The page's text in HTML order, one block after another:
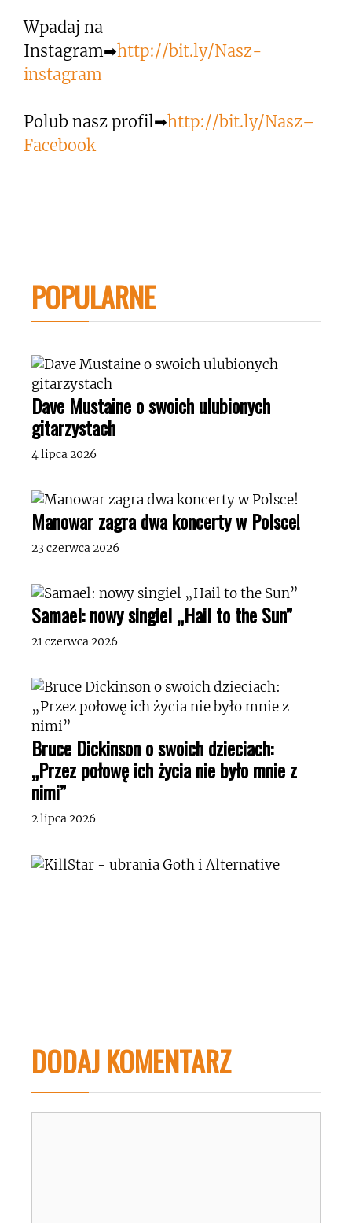
Wpadaj na
Instagram➡http://bit.ly/Nasz-
instagram
Polub nasz profil➡http://bit.ly/Nasz–
Facebook
POPULARNE
Dave Mustaine o swoich ulubionych
gitarzystach
4 lipca 2026
Manowar zagra dwa koncerty w Polsce!
23 czerwca 2026
Samael: nowy singiel „Hail to the Sun”
21 czerwca 2026
Bruce Dickinson o swoich dzieciach:
„Przez połowę ich życia nie było mnie z
nimi”
2 lipca 2026
DODAJ KOMENTARZ